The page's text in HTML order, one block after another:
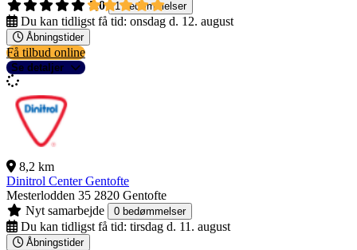
5,0
1 bedømmelser
Du kan tidligst få tid: onsdag d. 12. august
Åbningstider
Få tilbud online
Se detaljer
8,2 km
Dinitrol Center Gentofte
Mesterlodden 35 2820 Gentofte
Nyt samarbejde
0 bedømmelser
Du kan tidligst få tid: tirsdag d. 11. august
Åbningstider